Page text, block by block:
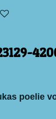
poelie